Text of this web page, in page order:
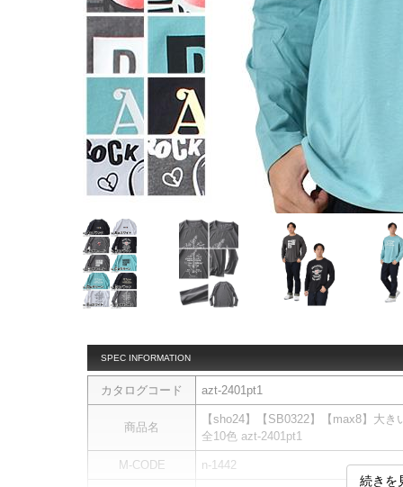
SPEC INFORMATION
カタログコード azt-2401pt1
商品名
【sho24】【SB0322】【max8】大
全10色 azt-2401pt1
M-CODE n-1442
続きを